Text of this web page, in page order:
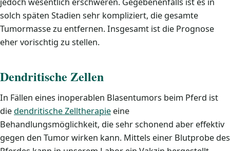
solch späten Stadien sehr kompliziert, die gesamte
Tumormasse zu entfernen. Insgesamt ist die Prognose
eher vorischtig zu stellen.
Dendritische Zellen
In Fällen eines inoperablen Blasentumors beim Pferd ist
diedendritische Zelltherapie eine
Behandlungsmöglichkeit, die sehr schonend aber effektiv
gegen den Tumor wirken kann. Mittels einer Blutprobe des